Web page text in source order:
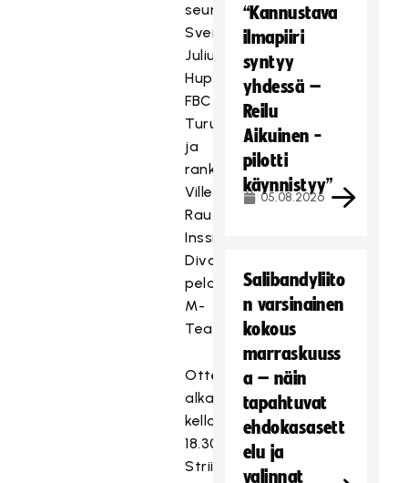
seuraan
Sveitsistä,
Julius
Huppunen
FBC
Turusta
ja
rankkaritaituri
Ville
Rautakoura
Inssi-
Divarissa
pelanneesta
M-
Teamista.
Ottelu
alkaa
kello
18.30.
Striimin
“Kannustava
ilmapiiri
syntyy
yhdessä –
Reilu
Aikuinen -
pilotti
käynnistyy”
05.08.2026
Salibandyliito
n varsinainen
kokous
marraskuuss
a – näin
tapahtuvat
ehdokasasett
elu ja
valinnat